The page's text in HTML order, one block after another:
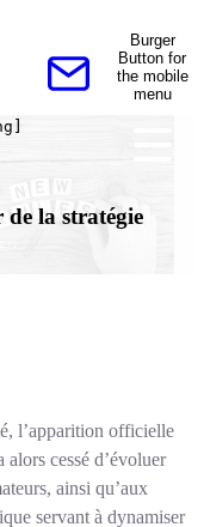
Contactez-nous
Burger
Button for
the mobile
menu
la stratégie
l’apparition officielle
cessé d’évoluer
ainsi qu’aux
servant à dynamiser